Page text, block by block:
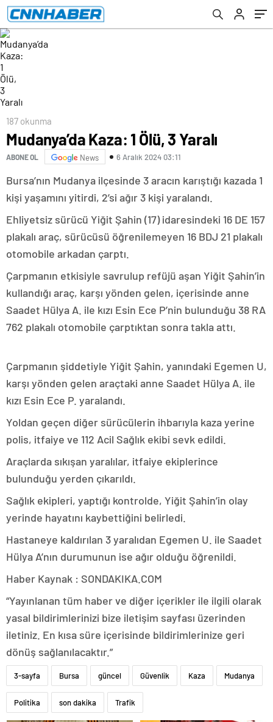
187 okunma
Mudanya’da Kaza: 1 Ölü, 3 Yaralı
ABONE OL News 6 Aralık 2024 03:11
Bursa’nın Mudanya ilçesinde 3 aracın karıştığı kazada 1
kişi yaşamını yitirdi, 2’si ağır 3 kişi yaralandı.
Ehliyetsiz sürücü Yiğit Şahin (17) idaresindeki 16 DE 157
plakalı araç, sürücüsü öğrenilemeyen 16 BDJ 21 plakalı
otomobile arkadan çarptı.
Çarpmanın etkisiyle savrulup refüjü aşan Yiğit Şahin’in
kullandığı araç, karşı yönden gelen, içerisinde anne
Saadet Hülya A. ile kızı Esin Ece P’nin bulunduğu 38 RA
762 plakalı otomobile çarptıktan sonra takla attı.
Çarpmanın şiddetiyle Yiğit Şahin, yanındaki Egemen U,
karşı yönden gelen araçtaki anne Saadet Hülya A. ile
kızı Esin Ece P. yaralandı.
Yoldan geçen diğer sürücülerin ihbarıyla kaza yerine
polis, itfaiye ve 112 Acil Sağlık ekibi sevk edildi.
Araçlarda sıkışan yaralılar, itfaiye ekiplerince
bulunduğu yerden çıkarıldı.
Sağlık ekipleri, yaptığı kontrolde, Yiğit Şahin’in olay
yerinde hayatını kaybettiğini belirledi.
Hastaneye kaldırılan 3 yaralıdan Egemen U. ile Saadet
Hülya A’nın durumunun ise ağır olduğu öğrenildi.
Haber Kaynak : SONDAKIKA.COM
“Yayınlanan tüm haber ve diğer içerikler ile ilgili olarak
yasal bildirimlerinizi bize iletişim sayfası üzerinden
iletiniz. En kısa süre içerisinde bildirimlerinize geri
dönüş sağlanılacaktır.”
3-sayfa Bursa güncel Güvenlik Kaza Mudanya
Politika son dakika Trafik